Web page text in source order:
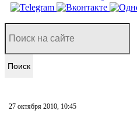
Поиск
27 октября 2010, 10:45